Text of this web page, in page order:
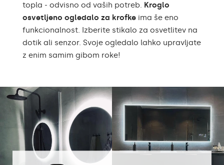
topla - odvisno od vaših potreb. Kroglo
osvetljeno ogledalo za krofke ima še eno
funkcionalnost. Izberite stikalo za osvetlitev na
dotik ali senzor. Svoje ogledalo lahko upravljate
z enim samim gibom roke!